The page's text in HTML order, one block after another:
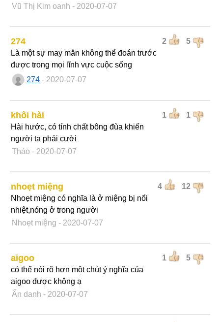
Vũ Thị Kim oanh - 2020-07-07
2 5
274
Là một sự may mắn không thể đoán trước
được trong mọi lĩnh vực cuộc sống
274 - 2020-07-07
1 1
khôi hài
Hài hước, có tính chất bông đùa khiến
người ta phải cười
Thảo - 2020-07-07
4 12
nhoẹt miệng
Nhoẹt miệng có nghĩa là ở miệng bị nổi
nhiệt,nóng ở trong người
Nhoẹt miệng - 2020-07-07
1 5
aigoo
có thể nói rõ hơn một chút ý nghĩa của
aigoo được không ạ
Ẩn danh - 2020-07-07